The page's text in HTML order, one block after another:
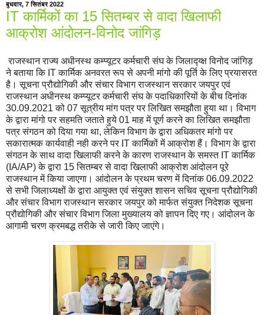
बुधवार, 7 सितंबर 2022
IT कार्मिकों का 15 सितम्बर से वादा खिलाफी
आक्रोश आंदोलन-विनोद जांगिड़
राजस्थान राज्य अधीनस्थ कम्प्यूटर कर्मचारी संघ के जिलाद्य्क्ष विनोद जांगिड़
ने बताया कि IT कार्मिक अनवरत रूप से अपनी मांगो की पूर्ति के लिए प्रयासरत
है। सूचना प्रौद्योगिकी और संचार विभाग राजस्थान सरकार जयपुर एवं
राजस्थान अधीनस्थ कम्प्यूटर कर्मचारी संघ के पदाधिकारियों के बीच दिनांक
30.09.2021 को 07 सूत्रीय मांग पत्र पर लिखित समझौता हुया था। विभाग
के द्वारा मांगो पर सहमति जताते हुये 01 माह में पूर्ण करने का लिखित समझौता
पत्र संगठन को दिया गया था, लेकिन विभाग के द्वारा अधिकतर मांगो पर
सकारात्मक कार्यवाही नही करने पर IT कार्मिकों में आक्रोश हैं। विभाग के द्वारा
संगठन के साथ वादा खिलाफी करने के कारण राजस्थान के समस्त IT कार्मिक
(IA/AP) के द्वारा 15 सितम्बर से वादा खिलाफी आक्रोश आंदोलन पूरे
राजस्थान में किया जाएगा। आंदोलन के प्रथम चरण में दिनांक 06.09.2022
से सभी जिलाध्यक्षों के द्वारा आयुक्त एवं संयुक्त शासन सचिव सूचना प्रौद्योगिकी
और संचार विभाग राजस्थान सरकार जयपुर को मार्फत संयुक्त निदेशक सूचना
प्रौद्योगिकी और संचार विभाग जिला मुख्यालय को ज्ञापन दिए गए। आंदोलन के
आगामी चरण क्रमबद्ध तरीके से जारी किए जाएंगे।